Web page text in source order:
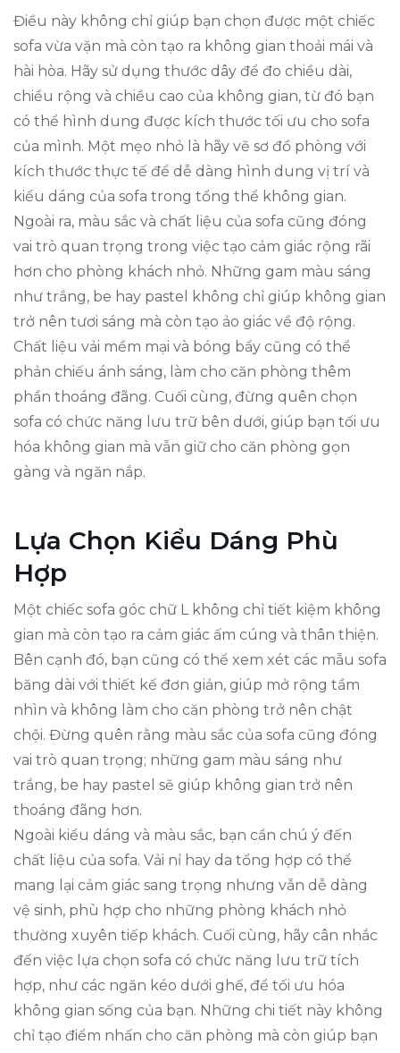
Điều này không chỉ giúp bạn chọn được một chiếc
sofa vừa vặn mà còn tạo ra không gian thoải mái và
hài hòa. Hãy sử dụng thước dây để đo chiều dài,
chiều rộng và chiều cao của không gian, từ đó bạn
có thể hình dung được kích thước tối ưu cho sofa
của mình. Một mẹo nhỏ là hãy vẽ sơ đồ phòng với
kích thước thực tế để dễ dàng hình dung vị trí và
kiểu dáng của sofa trong tổng thể không gian.
Ngoài ra, màu sắc và chất liệu của sofa cũng đóng
vai trò quan trọng trong việc tạo cảm giác rộng rãi
hơn cho phòng khách nhỏ. Những gam màu sáng
như trắng, be hay pastel không chỉ giúp không gian
trở nên tươi sáng mà còn tạo ảo giác về độ rộng.
Chất liệu vải mềm mại và bóng bẩy cũng có thể
phản chiếu ánh sáng, làm cho căn phòng thêm
phần thoáng đãng. Cuối cùng, đừng quên chọn
sofa có chức năng lưu trữ bên dưới, giúp bạn tối ưu
hóa không gian mà vẫn giữ cho căn phòng gọn
gàng và ngăn nắp.
Lựa Chọn Kiểu Dáng Phù
Hợp
Một chiếc sofa góc chữ L không chỉ tiết kiệm không
gian mà còn tạo ra cảm giác ấm cúng và thân thiện.
Bên cạnh đó, bạn cũng có thể xem xét các mẫu sofa
băng dài với thiết kế đơn giản, giúp mở rộng tầm
nhìn và không làm cho căn phòng trở nên chật
chội. Đừng quên rằng màu sắc của sofa cũng đóng
vai trò quan trọng; những gam màu sáng như
trắng, be hay pastel sẽ giúp không gian trở nên
thoáng đãng hơn.
Ngoài kiểu dáng và màu sắc, bạn cần chú ý đến
chất liệu của sofa. Vải nỉ hay da tổng hợp có thể
mang lại cảm giác sang trọng nhưng vẫn dễ dàng
vệ sinh, phù hợp cho những phòng khách nhỏ
thường xuyên tiếp khách. Cuối cùng, hãy cân nhắc
đến việc lựa chọn sofa có chức năng lưu trữ tích
hợp, như các ngăn kéo dưới ghế, để tối ưu hóa
không gian sống của bạn. Những chi tiết này không
chỉ tạo điểm nhấn cho căn phòng mà còn giúp bạn